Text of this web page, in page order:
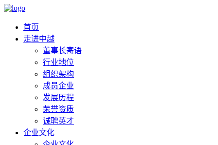
首页
走进中越
董事长寄语
行业地位
组织架构
成员企业
发展历程
荣誉资质
诚聘英才
企业文化